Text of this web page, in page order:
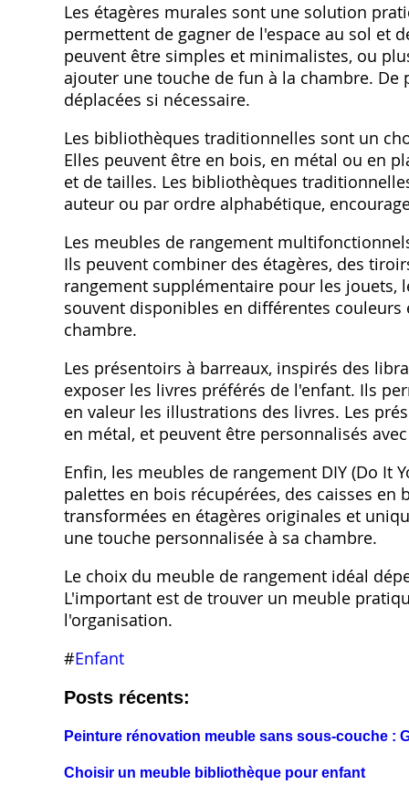
Les étagères murales sont une solution
permettent de gagner de l'espace au sol et
peuvent être simples et minimalistes, ou
ajouter une touche de fun à la chambre.
déplacées si nécessaire.
Les bibliothèques traditionnelles sont un
Elles peuvent être en bois, en métal ou en
et de tailles. Les bibliothèques
auteur ou par ordre alphabétique,
Les meubles de rangement
Ils peuvent combiner des étagères, des
rangement supplémentaire pour les jouets,
souvent disponibles en différentes
chambre.
Les présentoirs à barreaux, inspirés des
exposer les livres préférés de l'enfant. Ils
en valeur les illustrations des livres. Les
en métal, et peuvent être personnalisés
Enfin, les meubles de rangement DIY (Do It
palettes en bois récupérées, des caisses
transformées en étagères originales et
une touche personnalisée à sa chambre.
Le choix du meuble de rangement idéal
L'important est de trouver un meuble
l'organisation.
#Enfant
Posts récents:
Peinture rénovation meuble sans sous-couche :
Choisir un meuble bibliothèque pour enfant